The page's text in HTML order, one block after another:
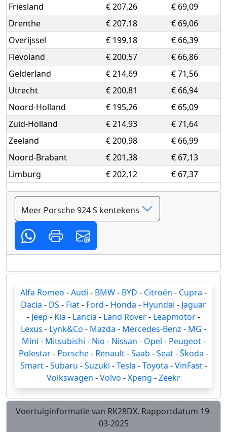
Friesland
€ 207,26
€ 69,09
Drenthe
€ 207,18
€ 69,06
Overijssel
€ 199,18
€ 66,39
Flevoland
€ 200,57
€ 66,86
Gelderland
€ 214,69
€ 71,56
Utrecht
€ 200,81
€ 66,94
Noord-Holland
€ 195,26
€ 65,09
Zuid-Holland
€ 214,93
€ 71,64
Zeeland
€ 200,98
€ 66,99
Noord-Brabant
€ 201,38
€ 67,13
Limburg
€ 202,12 € 67,37
Meer Porsche 924 S kentekens
Alfa Romeo -Audi - BMW- BYD - Citroën - Cupra -
Dacia - DS - Fiat- Ford - Honda - Hyundai - Jaguar
- Jeep - Kia - Lancia - Land Rover- Leapmotor-
Lexus - Lynk&Co - Mazda - Mercedes-Benz - MG -
Mini - Mitsubishi - Nio - Nissan - Opel - Peugeot-
Polestar- Porsche- Renault-Saab -Seat-Škoda -
Smart-Subaru -Suzuki -Tesla -Toyota -VinFast-
Volkswagen -Volvo -Xpeng -Zeekr
Voertuiginformatie van RK28DX. Rapportdatum 19-
03-2025